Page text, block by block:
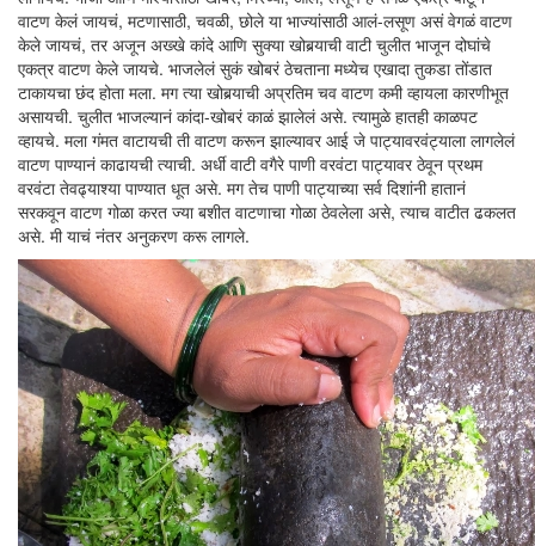
वाटण केलं जायचं, मटणासाठी, चवळी, छोले या भाज्यांसाठी आलं-लसूण असं वेगळं वाटण
केले जायचं, तर अजून अख्खे कांदे आणि सुक्या खोबर्‍याची वाटी चुलीत भाजून दोघांचे
एकत्र वाटण केले जायचे. भाजलेलं सुकं खोबरं ठेचताना मध्येच एखादा तुकडा तोंडात
टाकायचा छंद होता मला. मग त्या खोबर्‍याची अप्रतिम चव वाटण कमी व्हायला कारणीभूत
असायची. चुलीत भाजल्यानं कांदा-खोबरं काळं झालेलं असे. त्यामुळे हातही काळपट
व्हायचे. मला गंमत वाटायची ती वाटण करून झाल्यावर आई जे पाट्यावरवंट्याला लागलेलं
वाटण पाण्यानं काढायची त्याची. अर्धी वाटी वगैरे पाणी वरवंटा पाट्यावर ठेवून प्रथम
वरवंटा तेवढ्याश्या पाण्यात धूत असे. मग तेच पाणी पाट्याच्या सर्व दिशांनी हातानं
सरकवून वाटण गोळा करत ज्या बशीत वाटणाचा गोळा ठेवलेला असे, त्याच वाटीत ढकलत
असे. मी याचं नंतर अनुकरण करू लागले.